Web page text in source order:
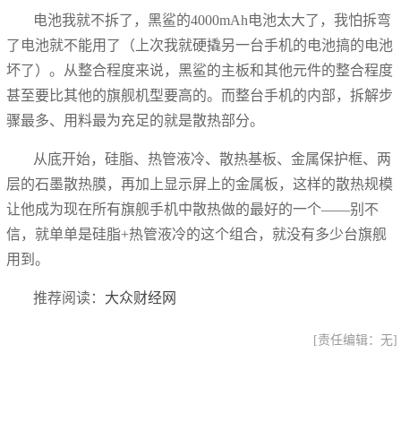
电池我就不拆了，黑鲨的4000mAh电池太大了，我怕拆弯
了电池就不能用了（上次我就硬撬另一台手机的电池搞的电池
坏了）。从整合程度来说，黑鲨的主板和其他元件的整合程度
甚至要比其他的旗舰机型要高的。而整台手机的内部，拆解步
骤最多、用料最为充足的就是散热部分。
从底开始，硅脂、热管液冷、散热基板、金属保护框、两
层的石墨散热膜，再加上显示屏上的金属板，这样的散热规模
让他成为现在所有旗舰手机中散热做的最好的一个——别不
信，就单单是硅脂+热管液冷的这个组合，就没有多少台旗舰
用到。
推荐阅读： 大众财经网
[责任编辑：无]